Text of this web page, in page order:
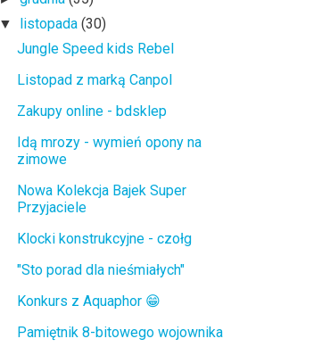
▼ listopada(30)
Jungle Speed kids Rebel
Listopad z marką Canpol
Zakupy online - bdsklep
Idą mrozy - wymień opony na
zimowe
Nowa Kolekcja Bajek Super
Przyjaciele
Klocki konstrukcyjne - czołg
"Sto porad dla nieśmiałych"
Konkurs z Aquaphor 😁
Pamiętnik 8-bitowego wojownika